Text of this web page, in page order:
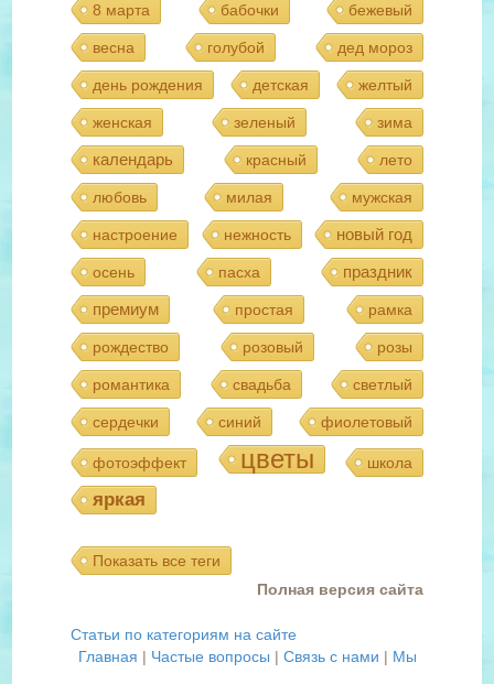
8 марта бабочки бежевый
весна голубой дед мороз
день рождения детская желтый
женская зеленый зима
календарь красный лето
любовь милая мужская
настроение нежность новый год
осень пасха
праздник
премиум
простая рамка
рождество розовый розы
романтика свадьба светлый
сердечки синий фиолетовый
фотоэффект цветы школа
яркая
Показать все теги
Полная версия сайта
Статьи по категориям на сайте
Главная | Частые вопросы | Связь с нами | Мы